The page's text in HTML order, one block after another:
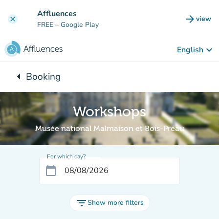
clear Affluences
FREE – Google Play arrow_forward view
(new
English keyboard_arrow_down
arrow_leftBack to:
Booking
Workshops
Musée national Malmaison et Bois-Préau
For which day?
calendar_today
filter_listShow more filters